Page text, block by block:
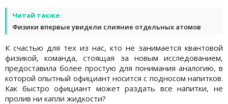
Читай также:
Физики впервые увидели слияние отдельных атомов
К счастью для тех из нас, кто не занимается квантовой
физикой, команда, стоящая за новым исследованием,
предоставила более простую для понимания аналогию, в
которой опытный официант носится с подносом напитков.
Как быстро официант может раздать все напитки, не
пролив ни капли жидкости?